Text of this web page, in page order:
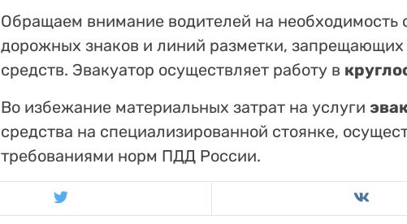
Обращаем внимание водителей на необходимость
дорожных знаков и линий разметки, запрещающих
средств. Эвакуатор осуществляет работу в
Во избежание материальных затрат на услуги
средства на специализированной стоянке,
требованиями норм ПДД России.